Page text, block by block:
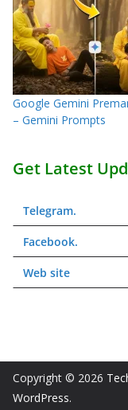
Google Gemini
– Gemini Prompts
Get Latest
Telegram.
Facebook.
Web site
Copyright © 2026
WordPress.